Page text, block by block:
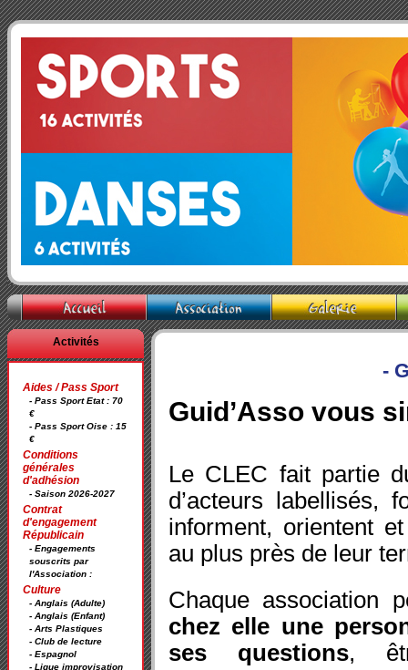
Activités
Aides / Pass Sport
- Pass Sport Etat : 70
€
- Pass Sport Oise : 15
€
Conditions
générales
d'adhésion
- Saison 2026-2027
Contrat
d'engagement
Républicain
- Engagements
souscrits par
l'Association :
Culture
- Anglais (Adulte)
- Anglais (Enfant)
- Arts Plastiques
- Club de lecture
- Espagnol
- Ligue improvisation
-
Guid’Asso vous
Le CLEC fait partie
d’acteurs labellisés,
informent, orientent
au plus près de leur
Chaque association
chez elle une
ses questions,